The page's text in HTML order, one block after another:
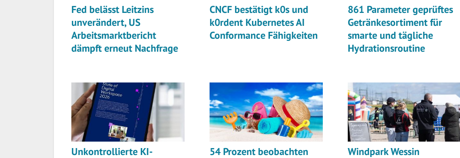
Fed belässt Leitzins
unverändert, US
Arbeitsmarktbericht
dämpft erneut Nachfrage
CNCF bestätigt k0s und
k0rdent Kubernetes AI
Conformance Fähigkeiten
861 Parameter geprüftes
Getränkesortiment für
smarte und tägliche
Hydrationsroutine
Unkontrollierte KI- 54 Prozent beobachten Windpark Wessin